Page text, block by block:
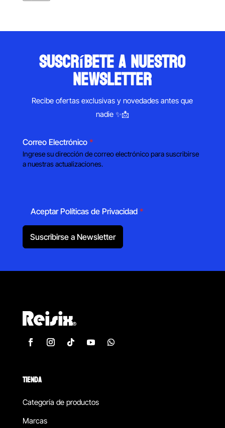
suscríbete a nuestro
newsletter
Recibe ofertas exclusivas y novedades antes que
nadie ✨📩
Correo Electrónico *
Ingrese su dirección de correo electrónico para suscribirse
a nuestras actualizaciones.
Aceptar Políticas de Privacidad *
Suscribirse a Newsletter
TIENDA
Categoría de productos
Marcas